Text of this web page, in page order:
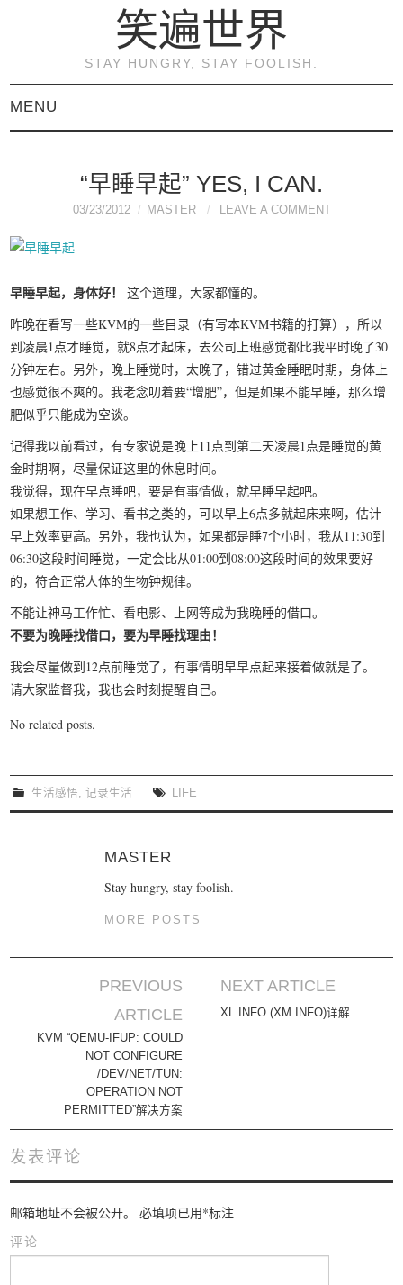
笑遍世界
STAY HUNGRY, STAY FOOLISH.
MENU
KVM虚拟化原理与实践
（连载）
《KVM虚拟化技术：实
战与原理解析》
关于本博客
我要笑遍世界
“早睡早起” YES, I CAN.
03/23/2012 MASTER LEAVE A COMMENT
早睡早起，身体好！
这个道理，大家都懂的。
昨晚在看写一些KVM的一些目录（有写本KVM书籍的打算），所以
到凌晨1点才睡觉，就8点才起床，去公司上班感觉都比我平时晚了30
分钟左右。另外，晚上睡觉时，太晚了，错过黄金睡眠时期，身体上
也感觉很不爽的。我老念叨着要“增肥”，但是如果不能早睡，那么增
肥似乎只能成为空谈。
记得我以前看过，有专家说是晚上11点到第二天凌晨1点是睡觉的黄
金时期啊，尽量保证这里的休息时间。
我觉得，现在早点睡吧，要是有事情做，就早睡早起吧。
如果想工作、学习、看书之类的，可以早上6点多就起床来啊，估计
早上效率更高。另外，我也认为，如果都是睡7个小时，我从11:30到
06:30这段时间睡觉，一定会比从01:00到08:00这段时间的效果要好
的，符合正常人体的生物钟规律。
不能让神马工作忙、看电影、上网等成为我晚睡的借口。
不要为晚睡找借口，要为早睡找理由！
我会尽量做到12点前睡觉了，有事情明早早点起来接着做就是了。
请大家监督我，我也会时刻提醒自己。
No related posts.
生活感悟 ,记录生活 LIFE
MASTER
Stay hungry, stay foolish.
MORE POSTS
Post navigation
PREVIOUS
ARTICLE
KVM “QEMU-IFUP: COULD
NOT CONFIGURE
/DEV/NET/TUN:
OPERATION NOT
PERMITTED”解决方案
NEXT ARTICLE
XL INFO (XM INFO)详解
发表评论
邮箱地址不会被公开。 必填项已用*标注
评论